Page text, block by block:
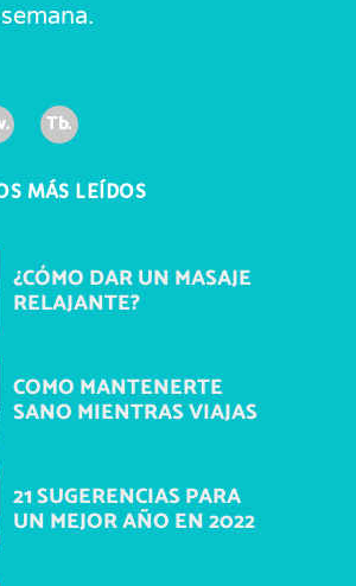
Tb.
MÁS LEÍDOS
¿CÓMO DAR UN MASAJE
RELAJANTE?
COMO MANTENERTE
SANO MIENTRAS VIAJAS
21 SUGERENCIAS PARA
UN MEJOR AÑO EN 2022